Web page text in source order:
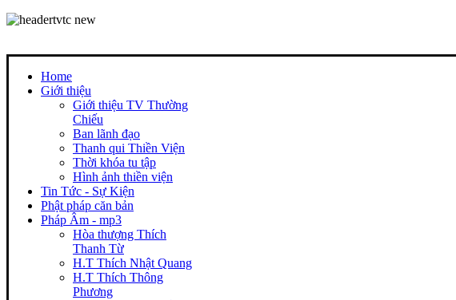
Home
Giới thiệu
Giới thiệu TV Thường
Chiếu
Ban lãnh đạo
Thanh qui Thiền Viện
Thời khóa tu tập
Hình ảnh thiền viện
Tin Tức - Sự Kiện
Phật pháp căn bản
Pháp Âm - mp3
Hòa thượng Thích
Thanh Từ
H.T Thích Nhật Quang
H.T Thích Thông
Phương